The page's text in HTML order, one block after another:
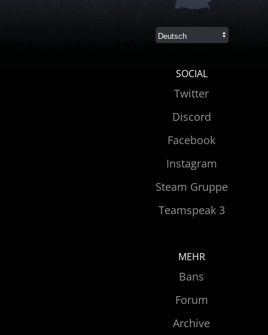
SOCIAL
Twitter
Discord
Facebook
Instagram
Steam Gruppe
Teamspeak 3
MEHR
Bans
Forum
Archive